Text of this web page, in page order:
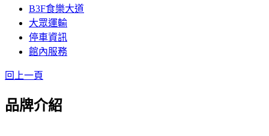
B3F食樂大道
大眾運輸
停車資訊
館內服務
回上一頁
品牌介紹